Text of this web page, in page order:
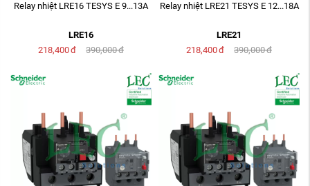
Relay nhiệt LRE16 TESYS E 9...13A
LRE16
218,400đ 390,000đ
Relay nhiệt LRE21 TESYS E 12...18A
LRE21
218,400đ 390,000đ